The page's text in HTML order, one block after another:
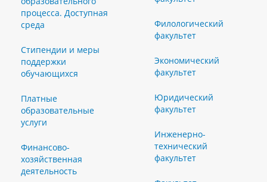
процесса. Доступная
среда
Стипендии и меры
поддержки
обучающихся
Платные
образовательные
услуги
Финансово-
хозяйственная
деятельность
Филологический
факультет
Экономический
факультет
Юридический
факультет
Инженерно-
технический
факультет